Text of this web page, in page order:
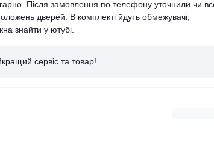
Після замовлення по телефону уточнили чи
дверей. В комплекті йдуть обмежувачі,
знайти у ютубі.
сервіс та товар!